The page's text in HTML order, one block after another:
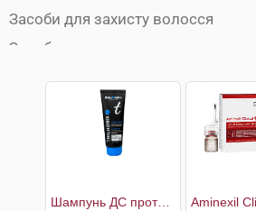
Засоби для захисту волосся
Засоби для укладки волосся
Кондиціонери для волосся
Маски для волосся
Олії для волосся
Шампунь ДС проти легкої і помірної лупи